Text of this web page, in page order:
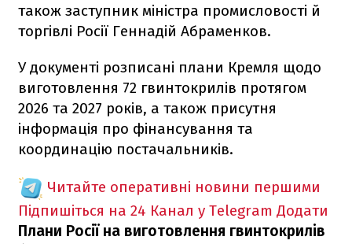
також заступник міністра промисловості й
торгівлі Росії Геннадій Абраменков.
У документі розписані плани Кремля щодо
виготовлення 72 гвинтокрилів протягом
2026 та 2027 років, а також присутня
інформація про фінансування та
координацію постачальників.
Читайте оперативні новини першими
Підпишіться на 24 Канал у Telegram Додати
Плани Росії на виготовлення гвинтокрилів